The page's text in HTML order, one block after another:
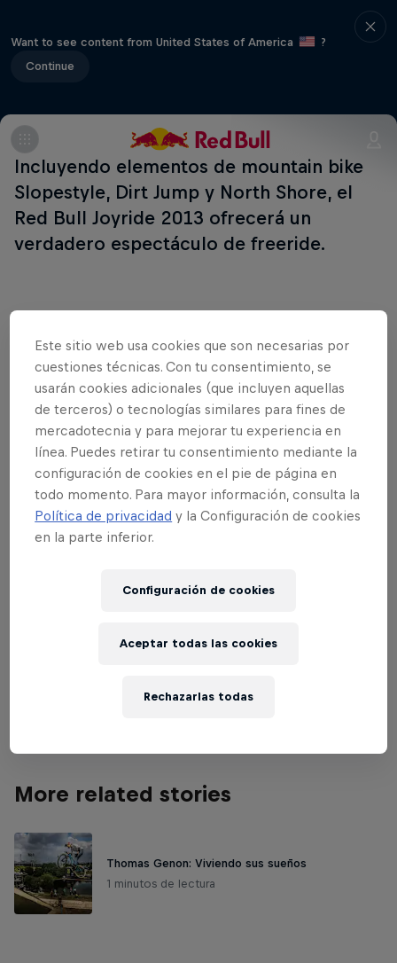
Want to see content from United States of America
?
Continue
Incluyendo elementos de mountain bike
Slopestyle, Dirt Jump y North Shore, el
Red Bull Joyride 2013 ofrecerá un
verdadero espectáculo de freeride.
Sam Reynolds listo para el
More related stories
Thomas Genon: Viviendo sus sueños
1 minutos de lectura
Este sitio web usa cookies que son necesarias por
cuestiones técnicas. Con tu consentimiento, se
usarán cookies adicionales (que incluyen aquellas
de terceros) o tecnologías similares para fines de
mercadotecnia y para mejorar tu experiencia en
línea. Puedes retirar tu consentimiento mediante la
configuración de cookies en el pie de página en
todo momento. Para mayor información, consulta la
Política de privacidad y la Configuración de cookies
en la parte inferior.
Configuración de cookies
Rechazarlas todas
Aceptar todas las cookies